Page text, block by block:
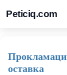
Peticiq.com
оставка